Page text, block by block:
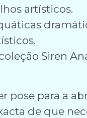
artísticos.
Siren
para a
de que